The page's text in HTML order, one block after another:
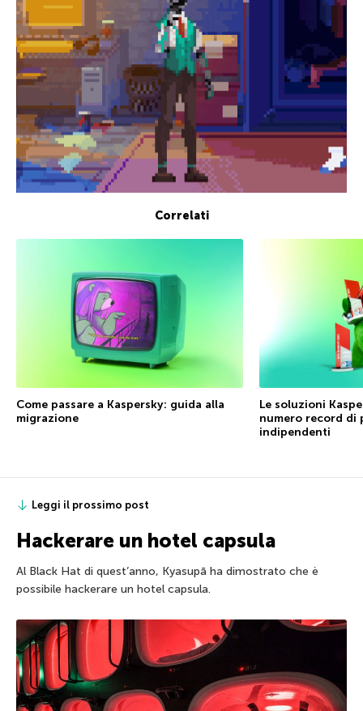
Correlati
Come passare a Kaspersky: guida alla
migrazione
Le soluzioni
numero record di
indipendenti
Leggi il prossimo post
Hackerare un hotel capsula
Al Black Hat di quest’anno, Kyasupā ha dimostrato che è
possibile hackerare un hotel capsula.